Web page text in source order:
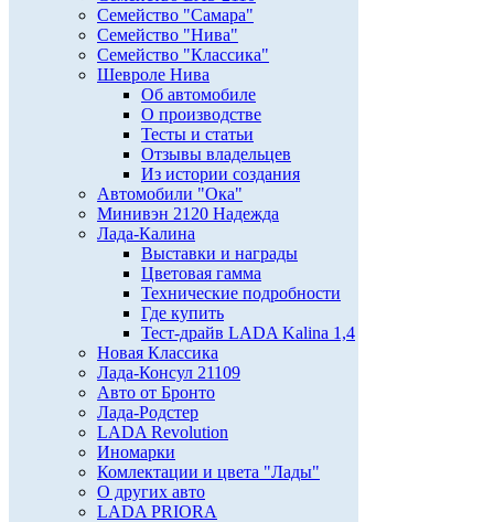
Семейство "Самара"
Семейство "Нива"
Семейство "Классика"
Шевроле Нива
Об автомобиле
О производстве
Тесты и статьи
Отзывы владельцев
Из истории создания
Автомобили "Ока"
Минивэн 2120 Надежда
Лада-Калина
Выставки и награды
Цветовая гамма
Технические подробности
Где купить
Тест-драйв LADA Kalina 1,4
Новая Классика
Лада-Консул 21109
Авто от Бронто
Лада-Родстер
LADA Revolution
Иномарки
Комлектации и цвета "Лады"
О других авто
LADA PRIORA